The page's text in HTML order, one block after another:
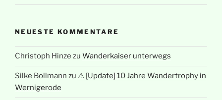
NEUESTE KOMMENTARE
Christoph Hinze zu Wanderkaiser unterwegs
Silke Bollmann zu ⚠ [Update] 10 Jahre Wandertrophy in
Wernigerode